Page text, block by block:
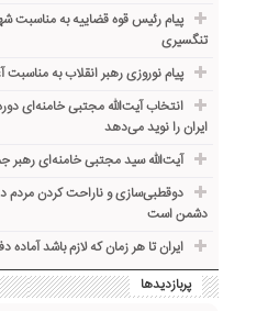
پیام رئیس قوه قضاییه به مناسبت
تنگسیری
پیام نوروزی رهبر انقلاب به مناسبت
انتخاب آیت‌الله مجتبی خامنه‌ای
ایران را نوید می‌دهد
آیت‌الله سید مجتبی خامنه‌ای رهبر
دوقطبی‌سازی و ناراحت کردن مردم
دشمن است
ایران تا هر زمان که لازم باشد
پربازدیدها